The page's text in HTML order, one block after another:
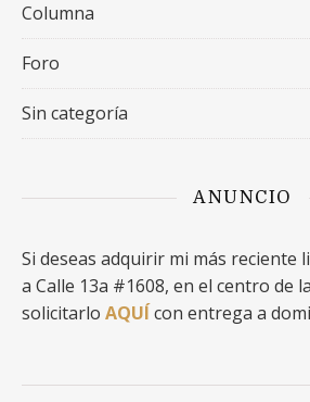
Columna
Foro
Sin categoría
ANUNCIO
Si deseas adquirir mi más reciente
a Calle 13a #1608, en el centro de
solicitarlo AQUÍcon entrega a